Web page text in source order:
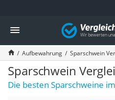
Die beliebtesten Vergleiche nach
Haushalt
Wassersprudler
Zentralstaubsauger
Brotbackautomat
Wischroboter
Wäschespinne
Vergleich
Aufbewahrung Sparschwein
Sparschwein
Die besten Sparschweine